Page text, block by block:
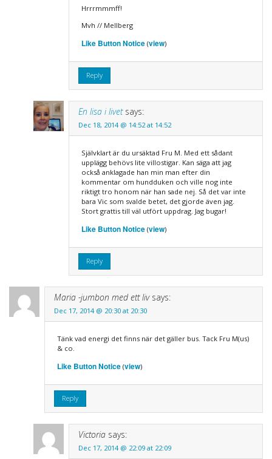
Hrrrmmmff!
Mvh // Mellberg
Like Button Notice(view)
Reply
En lisa i livet says:
Dec 18, 2014 @ 14:52 at 14:52
Självklart är du ursäktad Fru M. Med ett sådant
upplägg behövs lite villostigar. Kan säga att jag
också anklagade han min man efter din
kommentar om hundduken och ville nog inte
riktigt tro honom när han sade nej. Så det var inte
bara Vic som svalde betet, det gjorde även jag.
Stort grattis till väl utfört uppdrag. Jag bugar!
Like Button Notice(view)
Reply
Maria -jumbon med ett liv says:
Dec 17, 2014 @ 20:30 at 20:30
Tänk vad energi det finns när det gäller bus. Tack Fru M(us)
& co.
Like Button Notice(view)
Reply
Victoria says:
Dec 17, 2014 @ 22:09 at 22:09